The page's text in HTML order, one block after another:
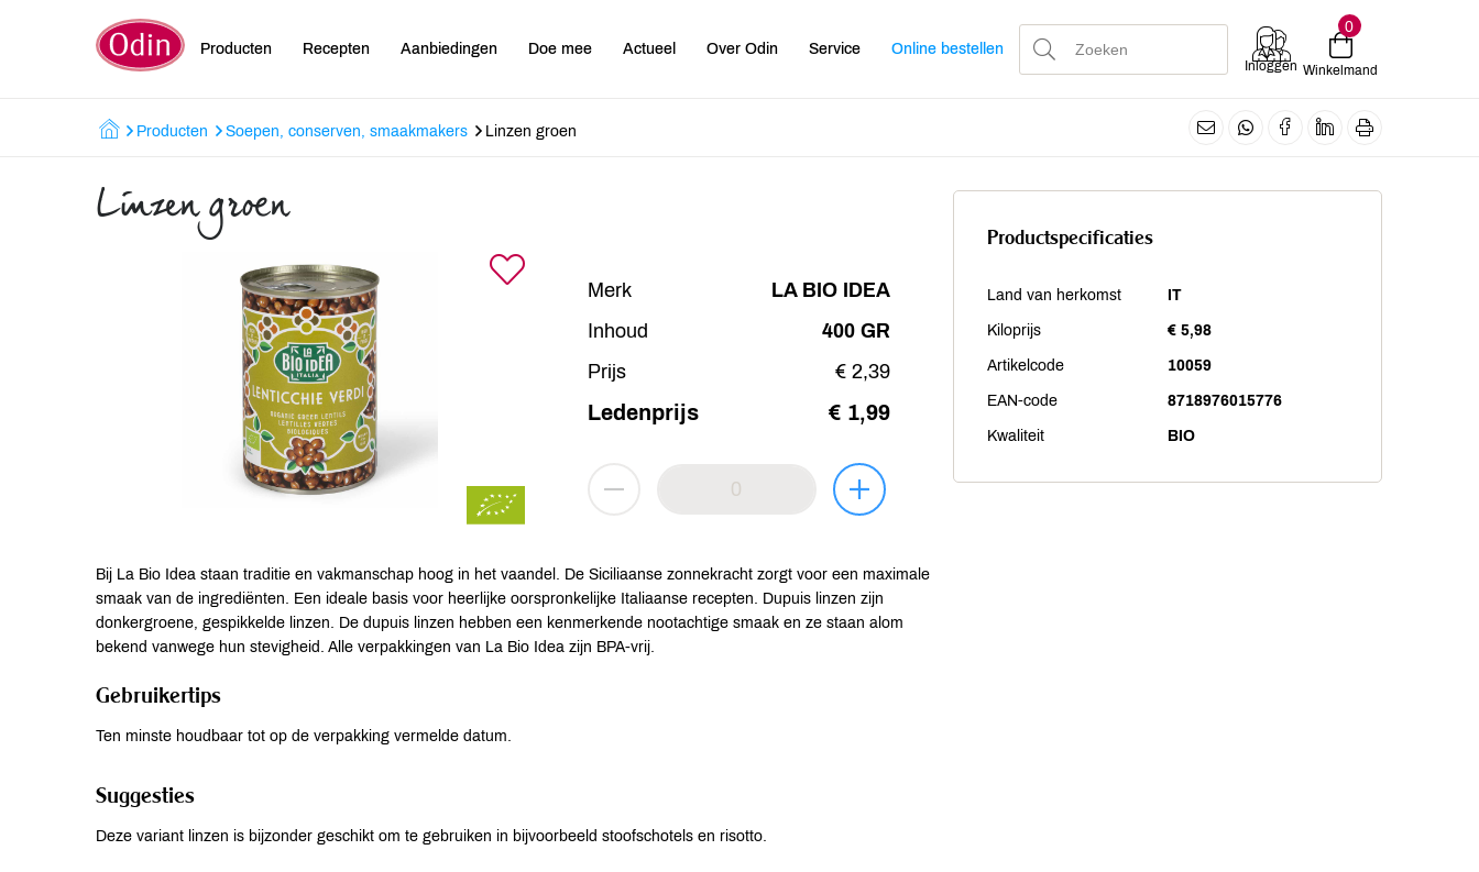
Producten Recepten Aanbiedingen Doe mee Actueel Over Odin Service Online bestellen
Inloggen
0
Winkelmand
Producten Soepen, conserven, smaakmakers Linzen groen
Linzen groen
Merk
LA BIO IDEA
Inhoud
400 GR
Prijs
€ 2,39
Ledenprijs € 1,99
Bij La Bio Idea staan traditie en vakmanschap hoog in het vaandel. De Siciliaanse zonnekracht zorgt voor een maximale
smaak van de ingrediënten. Een ideale basis voor heerlijke oorspronkelijke Italiaanse recepten. Dupuis linzen zijn
donkergroene, gespikkelde linzen. De dupuis linzen hebben een kenmerkende nootachtige smaak en ze staan alom
bekend vanwege hun stevigheid. Alle verpakkingen van La Bio Idea zijn BPA-vrij.
Gebruikertips
Ten minste houdbaar tot op de verpakking vermelde datum.
Suggesties
Deze variant linzen is bijzonder geschikt om te gebruiken in bijvoorbeeld stoofschotels en risotto.
Productspecificaties
Land van herkomst IT
Kiloprijs € 5,98
Artikelcode 10059
EAN-code 8718976015776
Kwaliteit BIO